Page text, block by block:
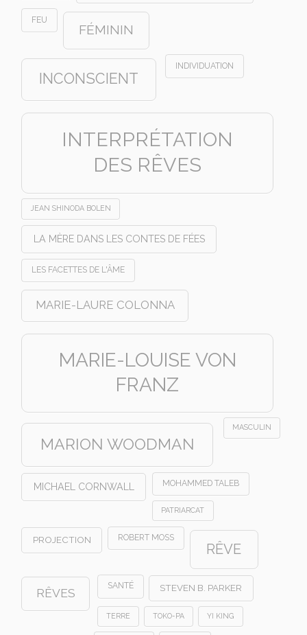
FEU
FÉMININ
INCONSCIENT
INDIVIDUATION
INTERPRÉTATION
DES RÊVES
JEAN SHINODA BOLEN
LA MÈRE DANS LES CONTES DE FÉES
LES FACETTES DE L'ÂME
MARIE-LAURE COLONNA
MARIE-LOUISE VON
FRANZ
MARION WOODMAN
MASCULIN
MICHAEL CORNWALL MOHAMMED TALEB
PATRIARCAT
PROJECTION ROBERT MOSS
RÊVE
RÊVES
SANTÉ STEVEN B. PARKER
TERRE TOKO-PA YI KING